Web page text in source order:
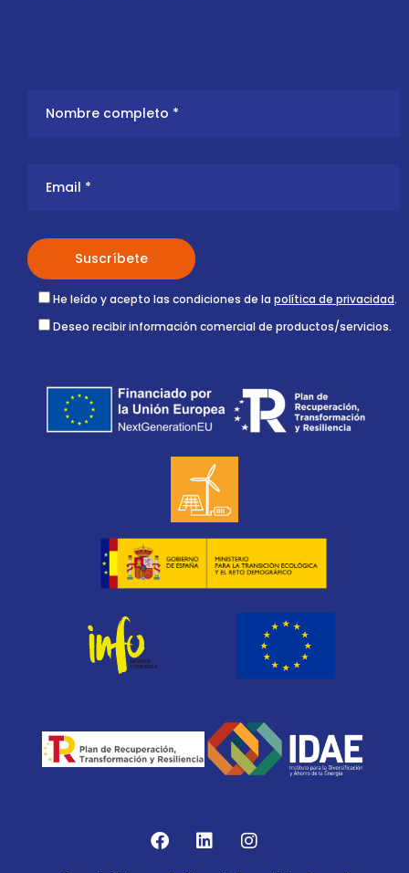
He leído y acepto las condiciones de la política de privacidad.
Deseo recibir información comercial de productos/servicios.